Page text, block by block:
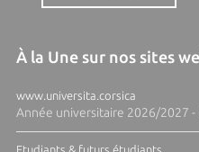
À la Une sur nos sites
www.universita.corsica
Année universitaire 2026/2027
Etudiants & futurs étudiants